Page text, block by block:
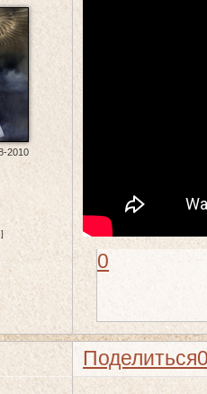
2010
0
Поделиться